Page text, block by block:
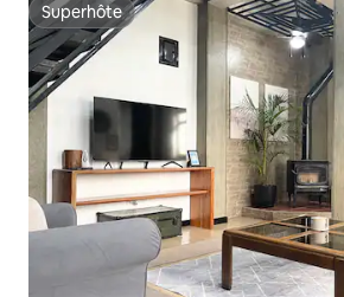
Superhôte
Superhôte